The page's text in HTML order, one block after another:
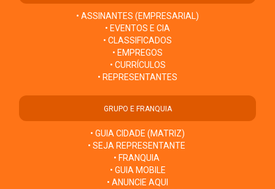
• ASSINANTES (EMPRESARIAL)
• EVENTOS E CIA
• CLASSIFICADOS
• EMPREGOS
• CURRÍCULOS
• REPRESENTANTES
GRUPO E FRANQUIA
• GUIA CIDADE (MATRIZ)
• SEJA REPRESENTANTE
• FRANQUIA
• GUIA MOBILE
• ANUNCIE AQUI